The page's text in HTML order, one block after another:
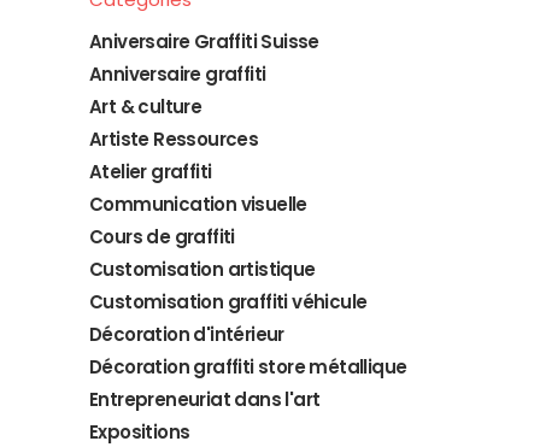
Aniversaire Graffiti Suisse
Anniversaire graffiti
Art & culture
Artiste Ressources
Atelier graffiti
Communication visuelle
Cours de graffiti
Customisation artistique
Customisation graffiti véhicule
Décoration d'intérieur
Décoration graffiti store métallique
Entrepreneuriat dans l'art
Expositions